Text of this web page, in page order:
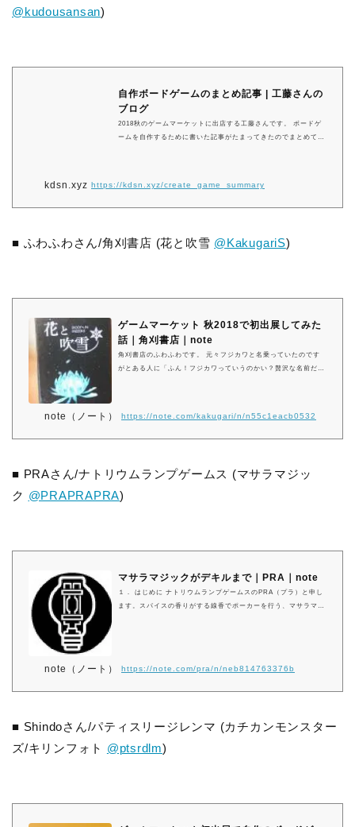
@kudousansan)
自作ボードゲームのまとめ記事 | 工藤さんの
ブログ
2018秋のゲームマーケットに出店する工藤さんです。 ボードゲ
ームを自作するために書いた記事がたまってきたのでまとめてみ
kdsn.xyz https://kdsn.xyz/create_game_summary
■ ふわふわさん/角刈書店 (花と吹雪 @KakugariS)
ゲームマーケット 秋2018で初出展してみた
話｜角刈書店｜note
角刈書店のふわふわです。 元々フジカワと名乗っていたのです
がとある人に「ふん！フジカワっていうのかい？贅沢な名前だね
た〜」とか「大変だった〜」とか一言にまとめる事が出来ず、反
note（ノート） https://note.com/kakugari/n/n55c1eacb0532
■ PRAさん/ナトリウムランプゲームス (マサラマジッ
ク @PRAPRAPRA)
マサラマジックがデキルまで｜PRA｜note
１． はじめに ナトリウムランプゲームスのPRA（プラ）と申し
ます。スパイスの香りがする線香でポーカーを行う、マサラマジ
作ることになったのか、なぜ作りきることができたのかといえ
note（ノート） https://note.com/pra/n/neb814763376b
■ Shindoさん/パティスリージレンマ (カチカンモンスター
ズ/キリンフォト @ptsrdlm)